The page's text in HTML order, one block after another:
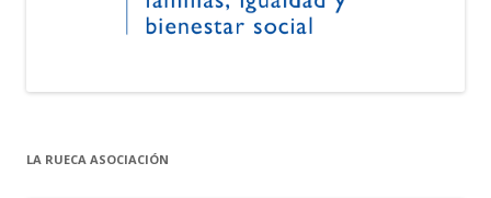
LA RUECA ASOCIACIÓN